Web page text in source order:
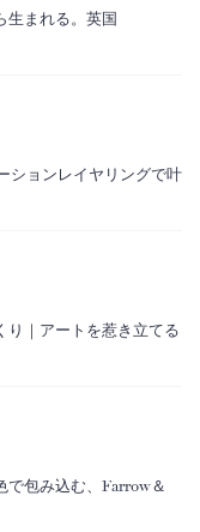
生まれる。英国
ションレイヤリングで叶
り｜アートを惹き立てる
で包み込む、Farrow＆